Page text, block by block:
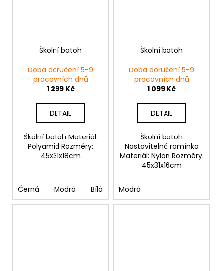
Školní batoh
Doba doručení 5-9
pracovních dnů
1 299 Kč
DETAIL
Školní batoh Materiál:
Polyamid Rozměry:
45x31x18cm
Černá Modrá Bílá Zelená
Školní batoh
Doba doručení 5-9
pracovních dnů
1 099 Kč
DETAIL
Školní batoh
Nastavitelná ramínka
Materiál: Nylon Rozměry:
45x31x16cm
Modrá